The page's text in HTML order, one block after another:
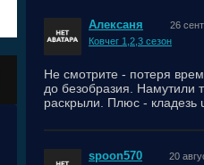
Алексаня
26
Ковчег 1,2,3 сезон
Не смотрите - потеря
до безобразия. Намутили
раскрыли. Плюс - кладезь
spoon570
20